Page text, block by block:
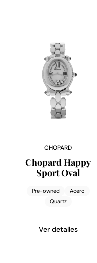
CHOPARD
Chopard Happy
Sport Oval
Pre-owned
Acero
Quartz
Ver detalles